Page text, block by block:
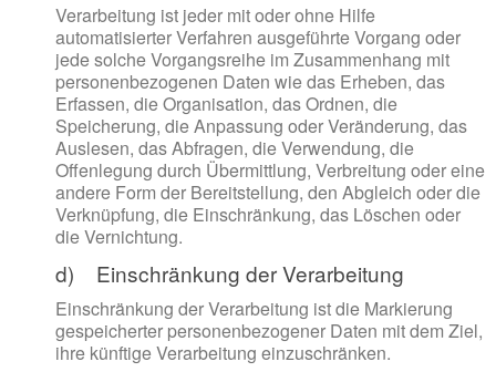
Verarbeitung ist jeder mit oder ohne Hilfe
automatisierter Verfahren ausgeführte Vorgang oder
jede solche Vorgangsreihe im Zusammenhang mit
personenbezogenen Daten wie das Erheben, das
Erfassen, die Organisation, das Ordnen, die
Speicherung, die Anpassung oder Veränderung, das
Auslesen, das Abfragen, die Verwendung, die
Offenlegung durch Übermittlung, Verbreitung oder eine
andere Form der Bereitstellung, den Abgleich oder die
Verknüpfung, die Einschränkung, das Löschen oder
die Vernichtung.
d) Einschränkung der Verarbeitung
Einschränkung der Verarbeitung ist die Markierung
gespeicherter personenbezogener Daten mit dem Ziel,
ihre künftige Verarbeitung einzuschränken.